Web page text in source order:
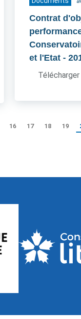
Contrat
et l'Etat -
16 17 18 19